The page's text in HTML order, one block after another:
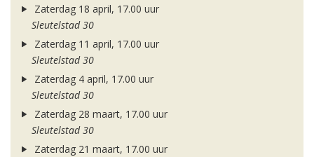
Zaterdag 18 april, 17.00 uur
Sleutelstad 30
Zaterdag 11 april, 17.00 uur
Sleutelstad 30
Zaterdag 4 april, 17.00 uur
Sleutelstad 30
Zaterdag 28 maart, 17.00 uur
Sleutelstad 30
Zaterdag 21 maart, 17.00 uur